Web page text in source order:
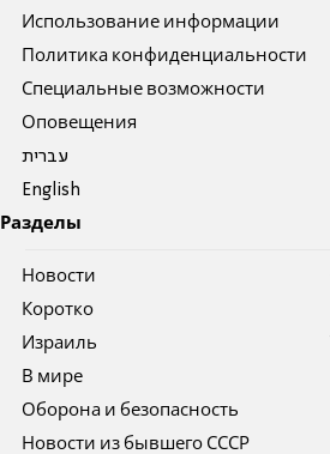
Использование информации
Политика конфиденциальности
Специальные возможности
Оповещения
עברית
English
Разделы
Новости
Коротко
Израиль
В мире
Оборона и безопасность
Новости из бывшего СССР